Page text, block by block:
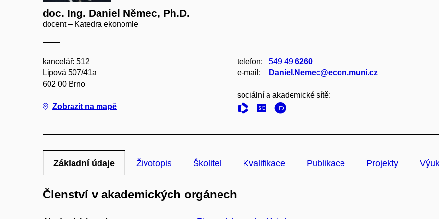
doc. Ing. Daniel Němec, Ph.D.
docent – Katedra ekonomie
kancelář: 512
Lipová 507/41a
602 00 Brno
Zobrazit na mapě
telefon: 549 49 6260
e‑mail:
Daniel.Nemec@econ.muni.cz
sociální a akademické sítě:
Základní údaje Životopis Školitel Kvalifikace Publikace Projekty
Členství v akademických orgánech